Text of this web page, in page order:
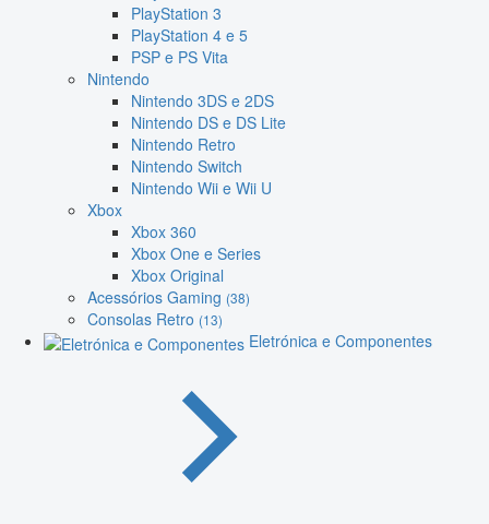
PlayStation 3
PlayStation 4 e 5
PSP e PS Vita
Nintendo
Nintendo 3DS e 2DS
Nintendo DS e DS Lite
Nintendo Retro
Nintendo Switch
Nintendo Wii e Wii U
Xbox
Xbox 360
Xbox One e Series
Xbox Original
Acessórios Gaming (38)
Consolas Retro (13)
Eletrónica e Componentes